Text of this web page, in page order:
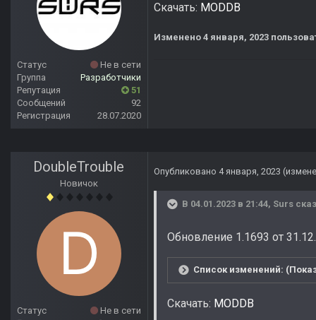
Статус
Не в сети
Группа
Разработчики
Репутация
51
Сообщений
92
Регистрация
28.07.2020
Скачать: MODDB
Изменено 4 января, 2023
DoubleTrouble
Новичок
Статус
Не в сети
Опубликовано 4 января, 2023
В 04.01.2023 в 21:44, Surs
Обновление 1.1693 от
Список изменений:
Скачать: MODDB